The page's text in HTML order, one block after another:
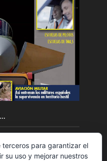
para garantizar el
su uso y mejorar nuestros